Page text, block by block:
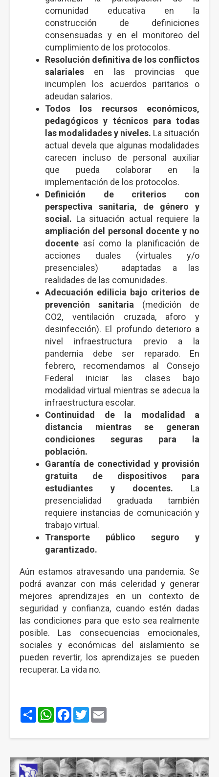
comunidad educativa en la
construcción de definiciones
consensuadas y en el monitoreo del
cumplimiento de los protocolos.
Resolución definitiva de los conflictos
salariales en las provincias que
incumplen los acuerdos paritarios o
adeudan salarios.
Todos los recursos económicos,
pedagógicos y técnicos para todas
las modalidades y niveles. La situación
actual devela que algunas modalidades
carecen incluso de personal auxiliar
que pueda colaborar en la
implementación de los protocolos.
Definición de criterios con
perspectiva sanitaria, de género y
social. La situación actual requiere la
ampliación del personal docente y no
docente así como la planificación de
acciones duales (virtuales y/o
presenciales) adaptadas a las
realidades de las comunidades.
Adecuación edilicia bajo criterios de
prevención sanitaria (medición de
CO2, ventilación cruzada, aforo y
desinfección). El profundo deterioro a
nivel infraestructura previo a la
pandemia debe ser reparado. En
febrero, recomendamos al Consejo
Federal iniciar las clases bajo
modalidad virtual mientras se adecua la
infraestructura escolar.
Continuidad de la modalidad a
distancia mientras se generan
condiciones seguras para la
población.
Garantía de conectividad y provisión
gratuita de dispositivos para
estudiantes y docentes. La
presencialidad graduada también
requiere instancias de comunicación y
trabajo virtual.
Transporte público seguro y
garantizado.
Aún estamos atravesando una pandemia. Se
podrá avanzar con más celeridad y generar
mejores aprendizajes en un contexto de
seguridad y confianza, cuando estén dadas
las condiciones para que esto sea realmente
posible. Las consecuencias emocionales,
sociales y económicas del aislamiento se
pueden revertir, los aprendizajes se pueden
recuperar. La vida no.
ShareWhatsApp
Facebook
Twitter